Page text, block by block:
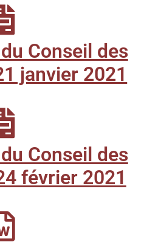
Conseil des
janvier 2021
Conseil des
février 2021